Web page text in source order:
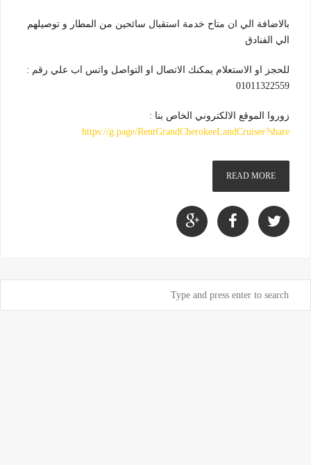
بالاضافة الي ان متاح خدمة استقبال سائحين من المطار و توصيلهم
الي الفنادق
للحجز او الاستعلام يمكنك الاتصال او التواصل واتس اب علي رقم :
01011322559
زوروا الموقع الالكتروني الخاص بنا :
https://g.page/RentGrandCherokeeLandCruiser?share
READ MORE